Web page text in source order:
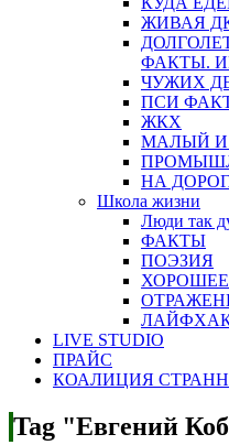
ЖИВАЯ
ФАКТЫ.
ЧУЖИХ
ПСИ
ЖКХ
МАЛЫЙ И
НА
Школа жизни
Люди так
ФАКТЫ
ПОЭЗИЯ
LIVE STUDIO
ПРАЙС
КОАЛИЦИЯ
Tag "Евгений